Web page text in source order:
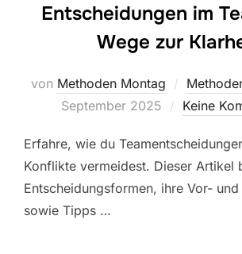
Entscheidungen im
Wege zur
von Methoden Montag
September 2025
Keine
Erfahre, wie du
Konflikte vermeidest. Dieser Artikel
Entscheidungsformen, ihre Vor-
sowie Tipps …